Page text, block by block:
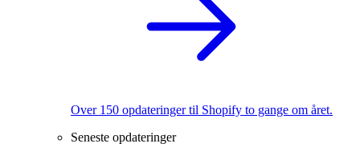
Over 150 opdateringer til Shopify to gange om året.
Seneste opdateringer